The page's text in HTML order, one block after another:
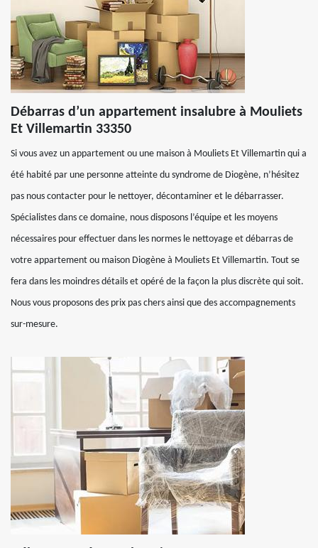
Débarras d’un appartement insalubre à Mouliets
Et Villemartin 33350
Si vous avez un appartement ou une maison à Mouliets Et Villemartin qui a
été habité par une personne atteinte du syndrome de Diogène, n’hésitez
pas nous contacter pour le nettoyer, décontaminer et le débarrasser.
Spécialistes dans ce domaine, nous disposons l’équipe et les moyens
nécessaires pour effectuer dans les normes le nettoyage et débarras de
votre appartement ou maison Diogène à Mouliets Et Villemartin. Tout se
fera dans les moindres détails et opéré de la façon la plus discrète qui soit.
Nous vous proposons des prix pas chers ainsi que des accompagnements
sur-mesure.